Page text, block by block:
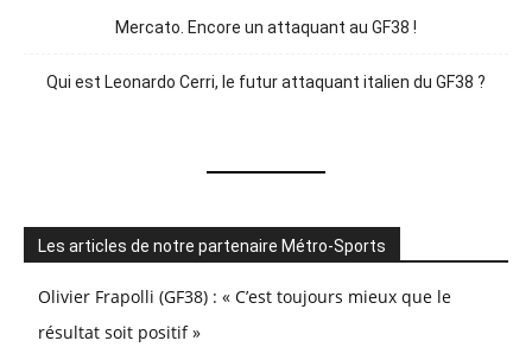
Mercato. Encore un attaquant au GF38 !
Qui est Leonardo Cerri, le futur attaquant italien du GF38 ?
Les articles de notre partenaire Métro-Sports
Olivier Frapolli (GF38) : « C’est toujours mieux que le
résultat soit positif »